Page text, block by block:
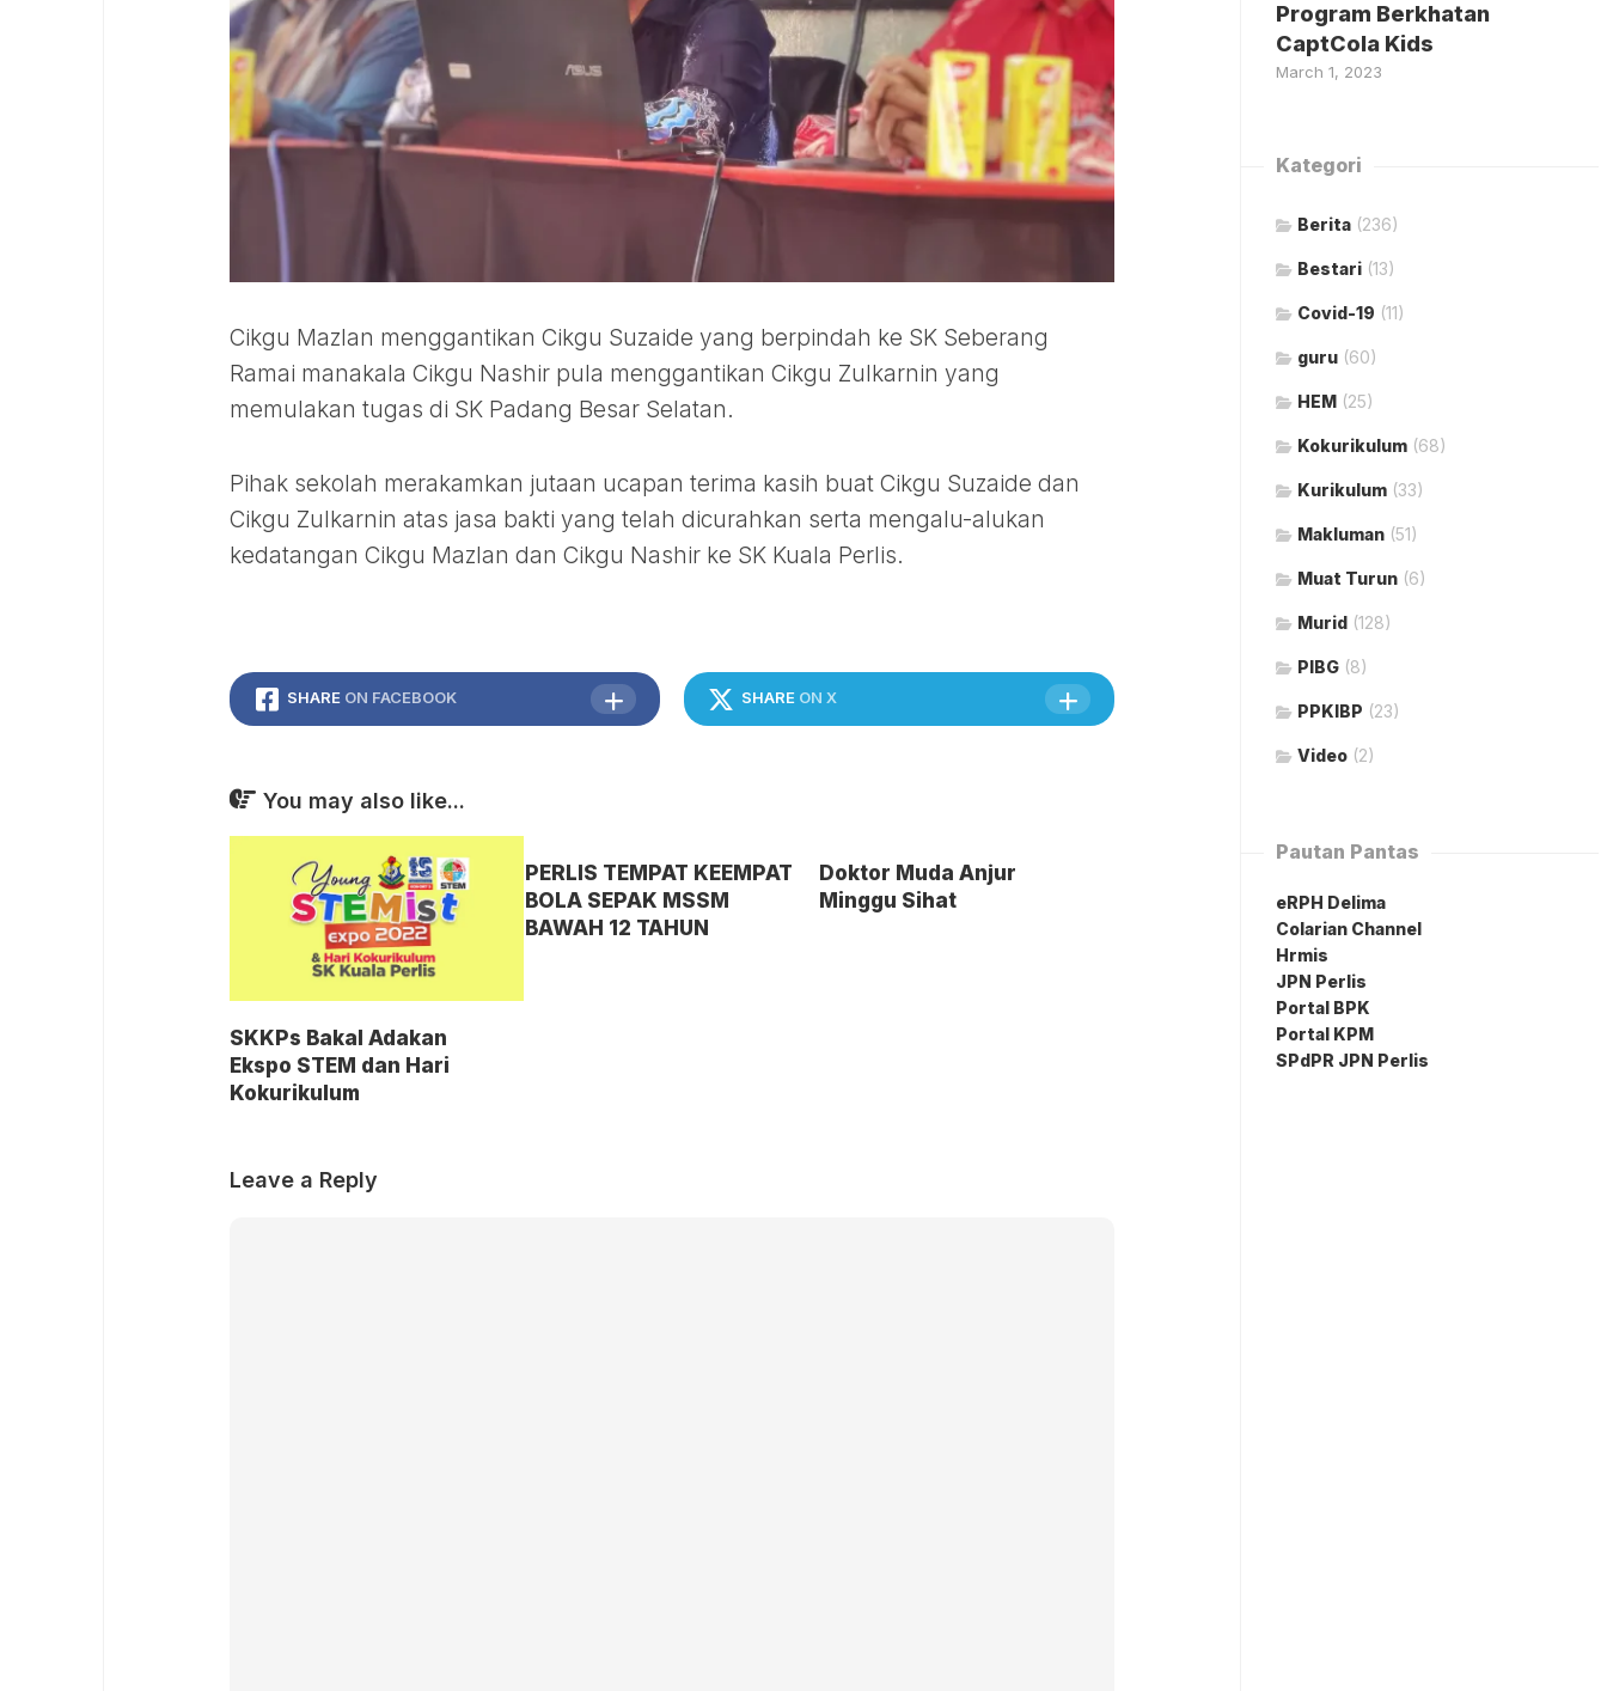
Cikgu Mazlan menggantikan Cikgu Suzaide yang berpindah ke SK Seberang
Ramai manakala Cikgu Nashir pula menggantikan Cikgu Zulkarnin yang
memulakan tugas di SK Padang Besar Selatan.
Pihak sekolah merakamkan jutaan ucapan terima kasih buat Cikgu Suzaide dan
Cikgu Zulkarnin atas jasa bakti yang telah dicurahkan serta mengalu-alukan
kedatangan Cikgu Mazlan dan Cikgu Nashir ke SK Kuala Perlis.
SHARE ON FACEBOOK SHARE ON X
You may also like...
SKKPs Bakal Adakan
Ekspo STEM dan Hari
Kokurikulum
PERLIS TEMPAT KEEMPAT
BOLA SEPAK MSSM
BAWAH 12 TAHUN
Doktor Muda Anjur
Minggu Sihat
Leave a Reply
Program Berkhatan
CaptCola Kids
March 1, 2023
Kategori
Berita (236)
Bestari (13)
Covid-19 (11)
guru (60)
HEM (25)
Kokurikulum (68)
Kurikulum (33)
Makluman (51)
Muat Turun (6)
Murid (128)
PIBG (8)
PPKIBP (23)
Video (2)
Pautan Pantas
eRPH Delima
Colarian Channel
Hrmis
JPN Perlis
Portal BPK
Portal KPM
SPdPR JPN Perlis